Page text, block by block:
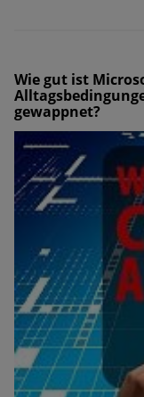
Wie gut ist
gewappnet?